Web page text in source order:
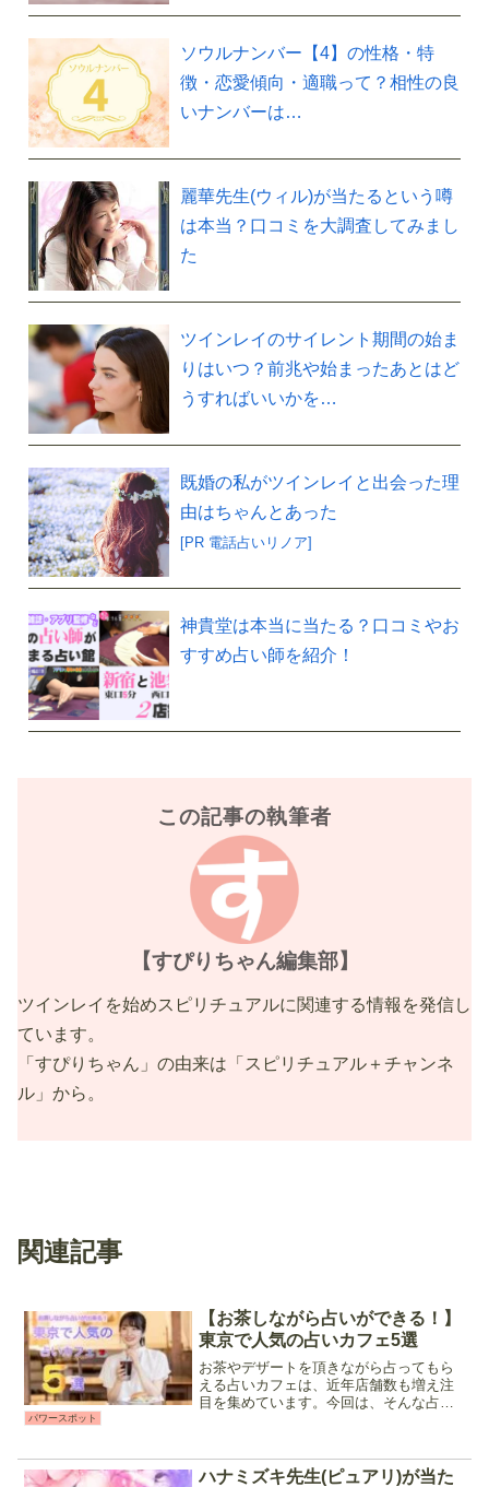
ソウルナンバー【4】の性格・特
徴・恋愛傾向・適職って？相性の良
いナンバーは…
麗華先生(ウィル)が当たるという噂
は本当？口コミを大調査してみまし
た
ツインレイのサイレント期間の始ま
りはいつ？前兆や始まったあとはど
うすればいいかを…
既婚の私がツインレイと出会った理
由はちゃんとあった
[PR 電話占いリノア]
神貴堂は本当に当たる？口コミやお
すすめ占い師を紹介！
この記事の執筆者
【すぴりちゃん編集部】
ツインレイを始めスピリチュアルに関連する情報を発信し
ています。
「すぴりちゃん」の由来は「スピリチュアル＋チャンネ
ル」から。
関連記事
パワースポット
【お茶しながら占いができる！】
東京で人気の占いカフェ5選
お茶やデザートを頂きながら占ってもら
える占いカフェは、近年店舗数も増え注
目を集めています。今回は、そんな占い
った店舗の選び方やおす...
ハナミズキ先生(ピュアリ)が当た